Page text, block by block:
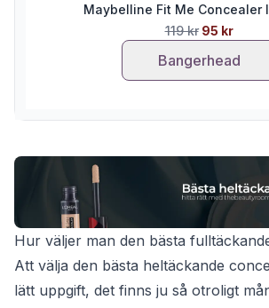
Maybelline Fit Me Concealer
119 kr 95 kr
Bangerhead
Hur väljer man den bästa
Att välja den bästa heltäckande
lätt uppgift, det finns ju så otroligt